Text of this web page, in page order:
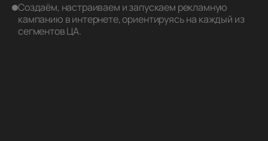
Создаём, настраиваем и запускаем рекламную
кампанию в интернете, ориентируясь на каждый из
сегментов ЦА.